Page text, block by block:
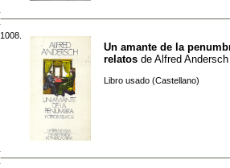
1008.
Un amante de la
relatos de Alfred Andersch
Libro usado (Castellano)